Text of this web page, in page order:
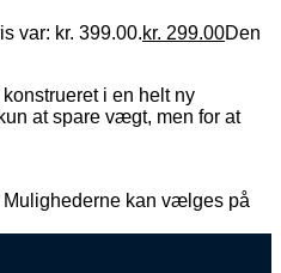
var: kr. 399.00.kr. 299.00Den
i en helt ny
at spare vægt, men for at
Mulighederne kan vælges på